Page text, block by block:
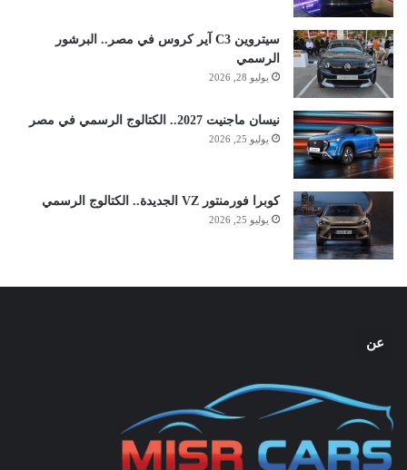
سيتروين C3 آير كروس في مصر.. البرشور
الرسمي
يوليو 28, 2026
نيسان ماجنيت 2027.. الكتالوج الرسمي في مصر
يوليو 25, 2026
كوبرا فورمنتور VZ الجديدة.. الكتالوج الرسمي
يوليو 25, 2026
عن